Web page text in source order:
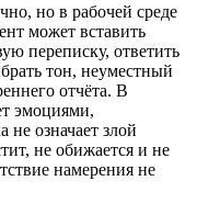
но в рабочей среде
может вставить
переписку, ответить
тон, неуместный
отчёта. В
эмоциями,
означает злой
не обижается и не
намерения не